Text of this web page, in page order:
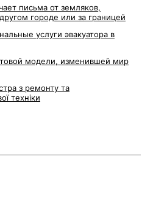
письма от земляков,
городе или за границей
услуги эвакуатора в
модели, изменившей мир
з ремонту та
техніки